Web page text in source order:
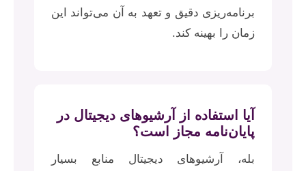
برنامه‌ریزی دقیق و تعهد به آن می‌تواند این
زمان را بهینه کند.
آیا استفاده از آرشیوهای دیجیتال در
پایان‌نامه مجاز است؟
بله، آرشیوهای دیجیتال منابع بسیار